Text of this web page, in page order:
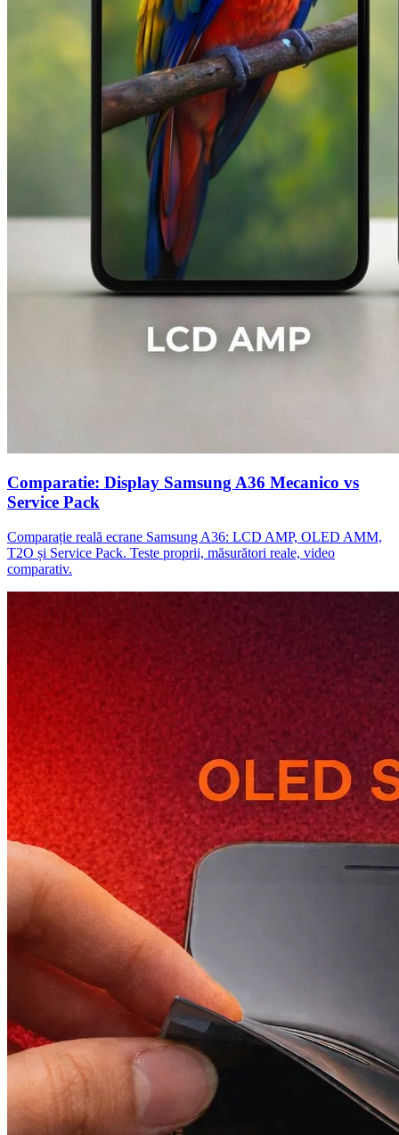
Comparatie: Display Samsung A36 Mecanico vs
Service Pack
Comparație reală ecrane Samsung A36: LCD AMP, OLED AMM,
T2O și Service Pack. Teste proprii, măsurători reale, video
comparativ.